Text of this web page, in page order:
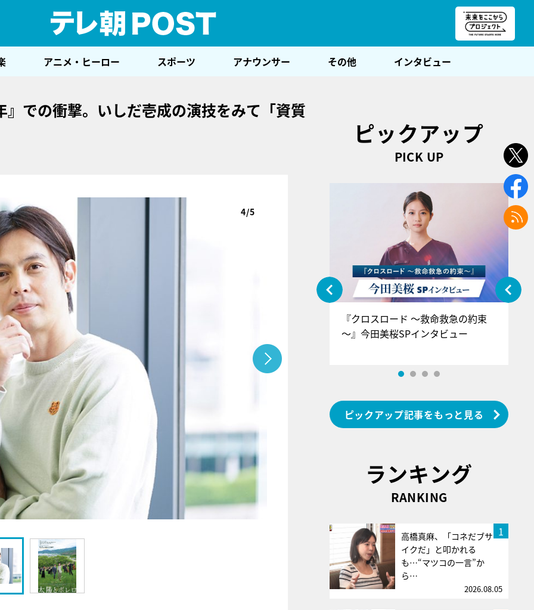
アニメ・ヒーロー スポーツ アナウンサー その他 インタビュー
での衝撃。いしだ壱成の演技をみて「資質
4/5
ピックアップ
PICK UP
『クロスロード ～救命救急の約束
～』今田美桜SPインタビュー
ピックアップ記事をもっと見る
ランキング
RANKING
1
高橋真麻、「コネだブサ
イクだ」と叩かれる
も…“マツコの一言”か
ら…
2026.08.05